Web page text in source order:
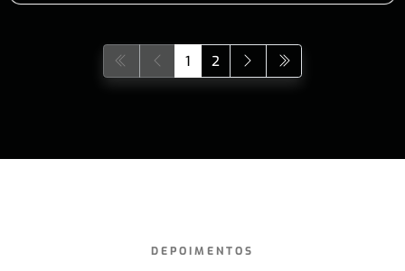
1 2
DEPOIMENTOS